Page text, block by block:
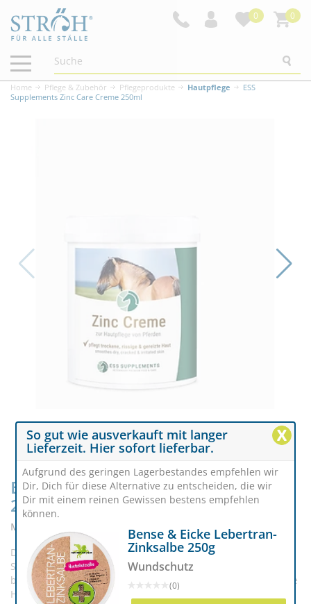
0 0
Navigation
ein-/ausblenden
Home Pflege & Zubehör Pflegeprodukte Hautpflege
ESS
Supplements Zinc Care Creme 250ml
ESS Supplements Zinc Care Creme
250ml
Mit Zink & Lebertran
Diese Creme sollte in keiner Stallapotheke fehlen: ESS
Supplements Zinc Care Creme unterstützt die Wundheilung
bei Trockenheit und Abschürfungen und pflegt beanspruchte
Haut mithilfe von Zink und Lebertran.
X
So gut wie ausverkauft mit langer
Lieferzeit. Hier sofort lieferbar.
Aufgrund des geringen Lagerbestandes empfehlen wir
Dir, Dich für diese Alternative zu entscheiden, die wir
Dir mit einem reinen Gewissen bestens empfehlen
können.
Bense & Eicke Lebertran-
Zinksalbe 250g
Wundschutz
(0)